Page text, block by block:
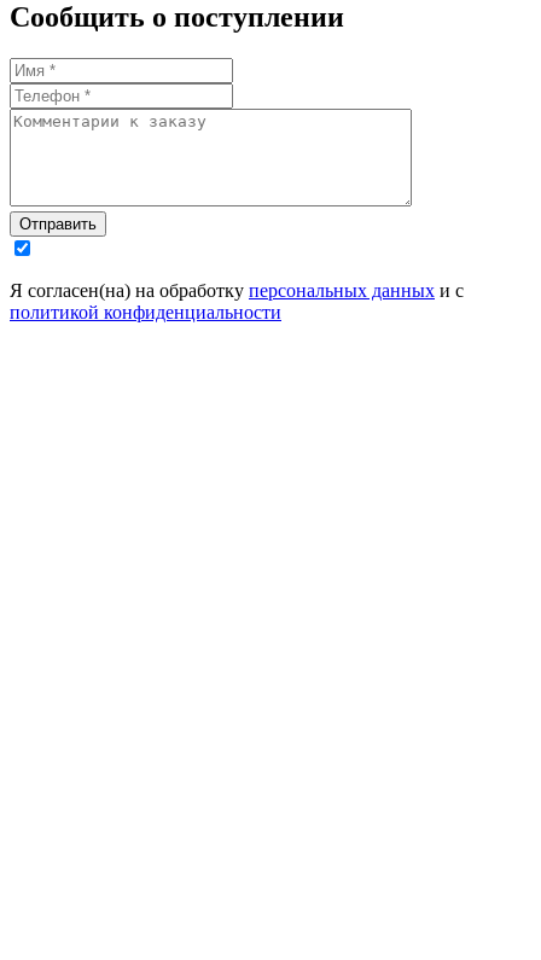
Сообщить о поступлении
Отправить
Я согласен(на) на обработку персональных данных и с
политикой конфиденциальности